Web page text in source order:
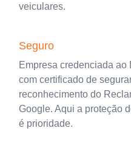
veiculares.
Seguro
Empresa credenciada ao
com certificado de
reconhecimento do
Google. Aqui a proteção
é prioridade.